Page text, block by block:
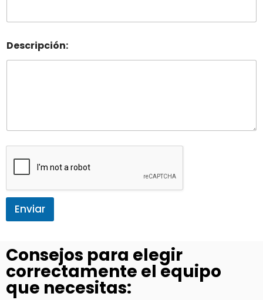
Descripción:
Enviar
Consejos para elegir
correctamente el equipo
que necesitas: